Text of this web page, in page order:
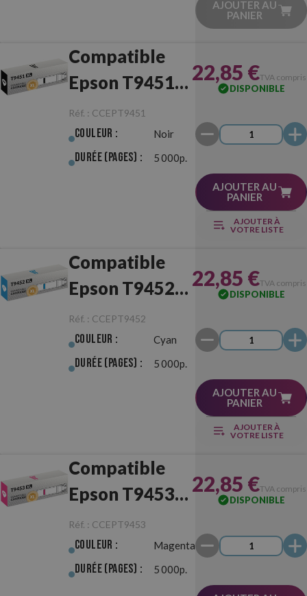
AJOUTER AU
PANIER
Compatible
Epson T9451
XL Noir
Réf. : CCEPT9451
Couleur : Noir
Durée (pages) : 5 000p.
22,85 €TVA
DISPONIBLE
AJOUTER AU
PANIER
AJOUTER À
VOTRE LISTE
Compatible
Epson T9452
XL Cyan
Réf. : CCEPT9452
Couleur : Cyan
Durée (pages) : 5 000p.
22,85 €TVA
DISPONIBLE
AJOUTER AU
PANIER
AJOUTER À
VOTRE LISTE
Compatible
Epson T9453
XL Magenta
Réf. : CCEPT9453
Couleur : Magenta
Durée (pages) : 5 000p.
22,85 €TVA
DISPONIBLE